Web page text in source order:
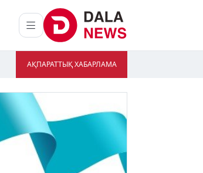
АҚПАРАТТЫҚ ХАБАРЛАМА